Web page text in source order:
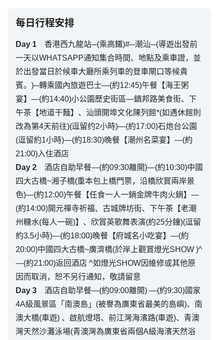
每日行程安排
Day 1
香港西九龍站─(乘高鐵)#─潮汕─(導遊出發前
一天以WHATSAPP通知集合時間、地點及乘車證，並
於出發當日於候車大廳所乘列車的登車閘口等候貴
賓。)─轉乘國內旅遊巴士—(約12:45)午餐【海王粥
宴】—(約14:40)小公園歷史街區—鎮邦路美食街、下
午茶【地道干麵】、汕頭開埠文化陳列館*(如遇休館則
改為第4天前往)(逗留约2小時)—(約17:00)石炮台公園
(逗留約1小時)—(約18:30)晚餐【潮州名菜宴】—(約
21:00)入住酒店
Day 2
酒店自助早餐—(約09:30離開)—(約10:30)中國
四大古橋~湘子橋(重本包上橋門票，沿橋欣賞兩岸景
色)—(約12:00)午餐【任食一人一鍋金牌牛肉火鍋】—
(約14:00)開元禪寺祈福、古城牌坊街、下午茶【老潮
州糖水(每人一碗)】、欣賞英歌舞表演(約25分鐘)(逗留
約3.5小時)—(約18:00)晚餐【府城名小吃宴】—(約
20:00)中國四大古橋~廣濟橋(於岸上觀賞燈光SHOW )^
—(約21:00)返回酒店 ^如燈光SHOW因維修或其他原
因而取消，恕不另行通知，敬請留意
Day 3
酒店自助早餐—(約09:00離開) —(約9:30)國家
4A級風景區「南澳島」(被譽為廣東省最美的島嶼)、南
澳大橋(車遊) 、啟航燈塔、前江灣海濱路(車遊)、青澳
灣天然沙灘泳場(青澳灣為廣東省兩個A級海濱天然浴